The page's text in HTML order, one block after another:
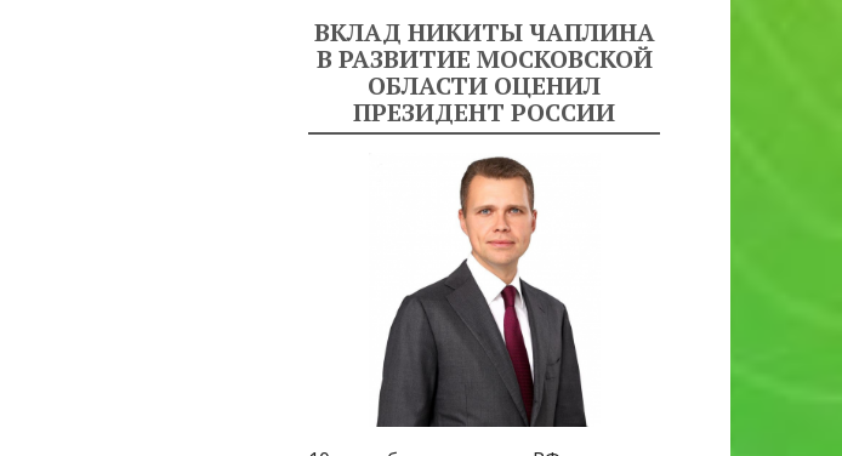
ВКЛАД НИКИТЫ ЧАПЛИНА
В РАЗВИТИЕ МОСКОВСКОЙ
ОБЛАСТИ ОЦЕНИЛ
ПРЕЗИДЕНТ РОССИИ